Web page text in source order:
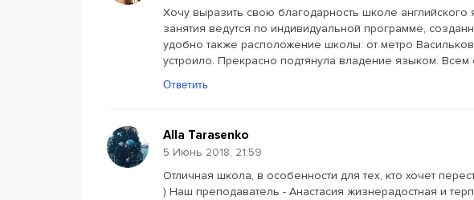
Хочу выразить свою благодарность школе английского
занятия ведутся по индивидуальной программе,
удобно также расположение школы: от метро
устроило. Прекрасно подтянула владение языком. Всем
Ответить
Alla Tarasenko
5 Июнь 2018, 21:59
Отличная школа, в особенности для тех, кто хочет
) Наш преподаватель - Анастасия жизнерадостная и